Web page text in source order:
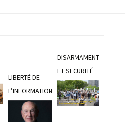
LIBERTÉ DE
L’INFORMATION
DISARMAMENT
ET SECURITÉ